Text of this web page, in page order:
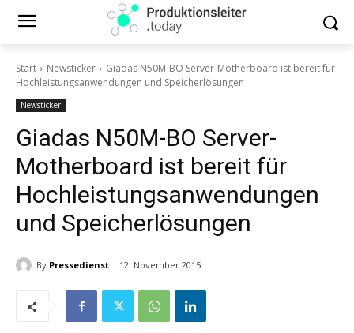
Start Newsticker
Giadas N50M-BO Server-Motherboard ist bereit für
Hochleistungsanwendungen und Speicherlösungen
Newsticker
Giadas N50M-BO Server-
Motherboard ist bereit für
Hochleistungsanwendungen
und Speicherlösungen
By Pressedienst 12. November 2015